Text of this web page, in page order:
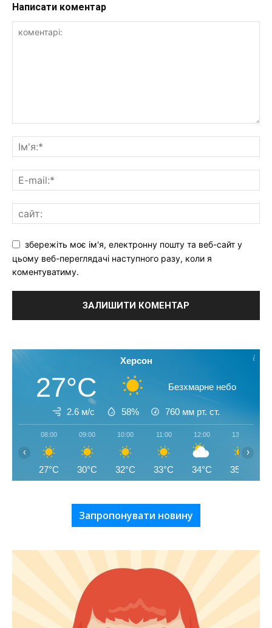
Написати коментар
збережіть моє ім'я, електронну пошту та веб-сайт у
цьому веб-переглядачі наступного разу, коли я
коментуватиму.
Херсон
27°C Безхмарне небо
2.6 м/с 58% 760 мм рт. ст.
08:00
27°C
09:00
30°C
10:00
32°C
11:00
33°C
12:00
34°C
13:00
35°C
‹ ›
Запропонувати новину